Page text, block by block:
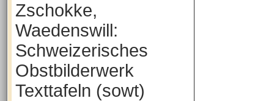
Zschokke,
Waedenswill:
Schweizerisches
Obstbilderwerk
Texttafeln (sowt)